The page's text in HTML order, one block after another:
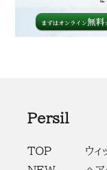
Persil
TOP
ウィ